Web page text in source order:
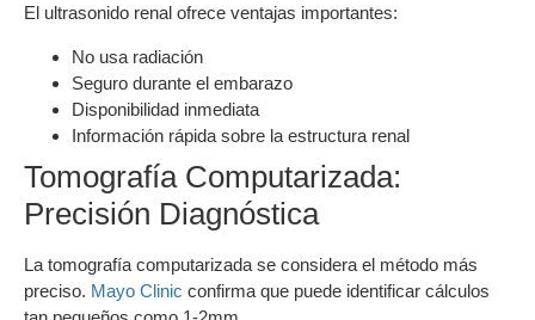
El ultrasonido renal ofrece ventajas importantes:
No usa radiación
Seguro durante el embarazo
Disponibilidad inmediata
Información rápida sobre la estructura renal
Tomografía Computarizada:
Precisión Diagnóstica
La tomografía computarizada se considera el método más
preciso. Mayo Clinic confirma que puede identificar cálculos